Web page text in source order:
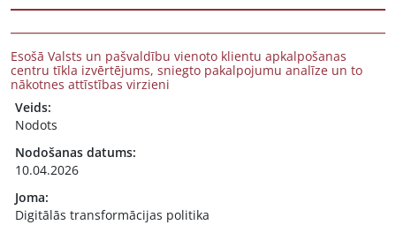
Esošā Valsts un pašvaldību vienoto klientu apkalpošanas
centru tīkla izvērtējums, sniegto pakalpojumu analīze un to
nākotnes attīstības virzieni
Veids:
Nodots
Nodošanas datums:
10.04.2026
Joma:
Digitālās transformācijas politika